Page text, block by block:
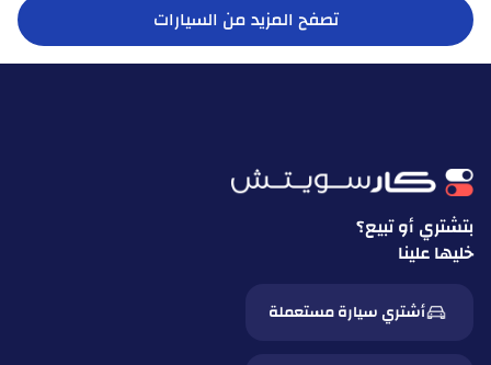
تصفح المزيد من السيارات
بتشتري أو تبيع؟
خليها علينا
أشتري سيارة مستعملة